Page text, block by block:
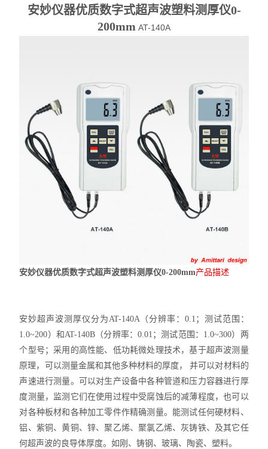
安妙仪器优质数字式超声波塑料测厚仪0-
200mm AT-140A
安妙仪器优质数字式超声波塑料测厚仪0-200mm产品描述
安妙超声波测厚仪分为AT-140A（分辨率：0.1；测试范围：
1.0~200）和AT-140B（分辨率：0.01；测试范围：1.0~300） 两
个型号 ；采用的高性能、低功耗微处理技术，基于超声波测量
原理，可以测量金属和其他多种材料的厚度， 并可以对材料的
声速进行测量。可以对生产设备中各种管道和压力容器进行厚
度测量，监测它们在使用过程中受腐蚀后的减薄程度，也可以
对各种板材和 各种加工零件作精确测量。能测试任何硬材料、
铝、紫铜、黄铜、锌、聚乙烯、聚氯乙烯、灰铸铁、及其它任
何超声波的良导体厚度。如刚、铸钢、玻璃、陶瓷、塑料。